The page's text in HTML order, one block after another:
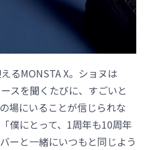
るMONSTA X。ショヌは
スを聞くたびに、すごいと
場にいることが信じられな
僕にとって、1周年も10周年
ーと一緒にいつもと同じよう